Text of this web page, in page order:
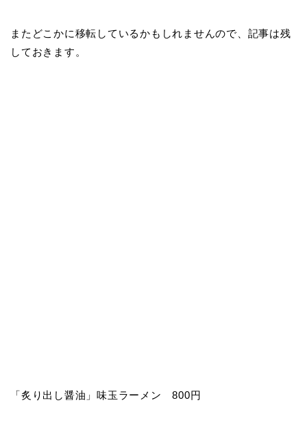
またどこかに移転しているかもしれませんので、記事は残
しておきます。
「炙り出し醤油」味玉ラーメン 800円